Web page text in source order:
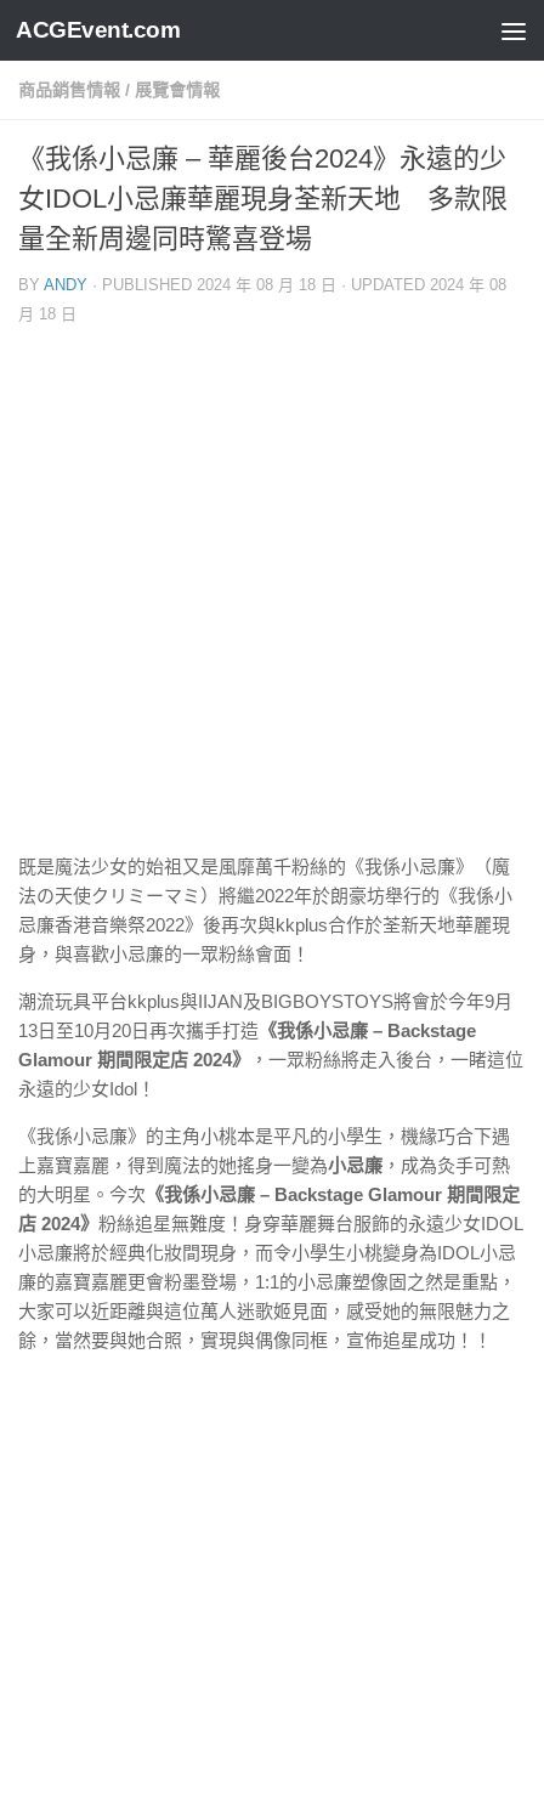
ACGEvent.com
商品銷售情報 / 展覽會情報
《我係小忌廉 – 華麗後台2024》永遠的少
女IDOL小忌廉華麗現身荃新天地 多款限
量全新周邊同時驚喜登場
BY ANDY · PUBLISHED 2024 年 08 月 18 日 · UPDATED 2024 年 08
月 18 日
既是魔法少女的始祖又是風靡萬千粉絲的《我係小忌廉》（魔
法の天使クリミーマミ）將繼2022年於朗豪坊舉行的《我係小
忌廉香港音樂祭2022》後再次與kkplus合作於荃新天地華麗現
身，與喜歡小忌廉的一眾粉絲會面！
潮流玩具平台kkplus與IIJAN及BIGBOYSTOYS將會於今年9月
13日至10月20日再次攜手打造 《我係小忌廉 – Backstage
Glamour 期間限定店 2024》
，一眾粉絲將走入後台，一睹這位
永遠的少女Idol！
《我係小忌廉》的主角小桃本是平凡的小學生，機緣巧合下遇
上嘉寶嘉麗，得到魔法的她搖身一變為小忌廉 ，成為灸手可熱
的大明星。今次 《我係小忌廉 – Backstage Glamour 期間限定
店 2024》 粉絲追星無難度！身穿華麗舞台服飾的永遠少女IDOL
小忌廉將於經典化妝間現身，而令小學生小桃變身為IDOL小忌
廉的嘉寶嘉麗更會粉墨登場，1:1的小忌廉塑像固之然是重點，
大家可以近距離與這位萬人迷歌姬見面，感受她的無限魅力之
餘，當然要與她合照，實現與偶像同框，宣佈追星成功！！